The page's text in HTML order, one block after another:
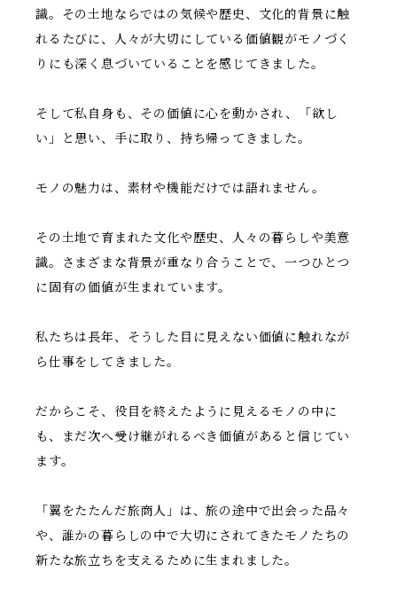
識。その土地ならではの気候や歴史、文化的背景に触
れるたびに、人々が大切にしている価値観がモノづく
りにも深く息づいていることを感じてきました。
そして私自身も、その価値に心を動かされ、「欲し
い」と思い、手に取り、持ち帰ってきました。
モノの魅力は、素材や機能だけでは語れません。
その土地で育まれた文化や歴史、人々の暮らしや美意
識。さまざまな背景が重なり合うことで、一つひとつ
に固有の価値が生まれています。
私たちは長年、そうした目に見えない価値に触れなが
ら仕事をしてきました。
だからこそ、役目を終えたように見えるモノの中に
も、まだ次へ受け継がれるべき価値があると信じてい
ます。
「翼をたたんだ旅商人」は、旅の途中で出会った品々
や、誰かの暮らしの中で大切にされてきたモノたちの
新たな旅立ちを支えるために生まれました。